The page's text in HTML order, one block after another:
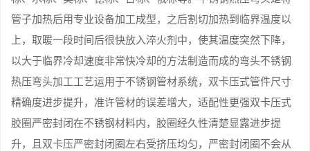
管子加热后用专业设备加工成型，之后割切加热到临界温度以
上，取暖一段时间后很快放入淬火剂中，使其温度突然下降，
以大于临界冷却速度非常快冷却的方法制造而成的弯头不锈钢
热压弯头加工工艺运用于不锈钢管材系统，双卡压式管件尺寸
精确度进步提升，准许管材的误差增大，适配性更强双卡压式
胶圈严密封闭在不锈钢材料内，胶圈经久性清楚显露进步提
升，且双卡压严密封闭圈左右受挤压均匀，严密封闭圈不会从